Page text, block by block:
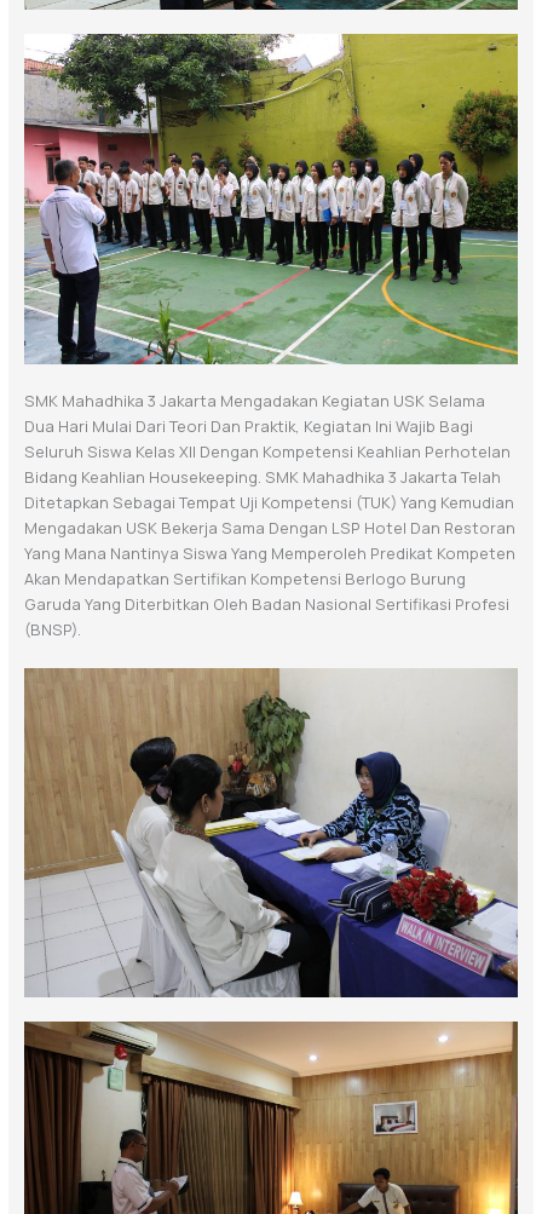
SMK Mahadhika 3 Jakarta Mengadakan Kegiatan USK Selama
Dua Hari Mulai Dari Teori Dan Praktik, Kegiatan Ini Wajib Bagi
Seluruh Siswa Kelas XII Dengan Kompetensi Keahlian Perhotelan
Bidang Keahlian Housekeeping. SMK Mahadhika 3 Jakarta Telah
Ditetapkan Sebagai Tempat Uji Kompetensi (TUK) Yang Kemudian
Mengadakan USK Bekerja Sama Dengan LSP Hotel Dan Restoran
Yang Mana Nantinya Siswa Yang Memperoleh Predikat Kompeten
Akan Mendapatkan Sertifikan Kompetensi Berlogo Burung
Garuda Yang Diterbitkan Oleh Badan Nasional Sertifikasi Profesi
(BNSP).